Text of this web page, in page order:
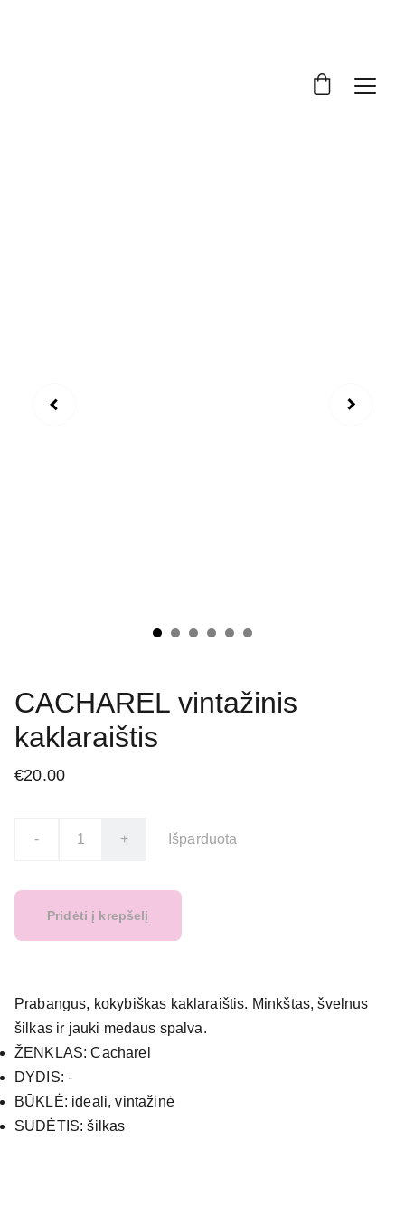
CACHAREL vintažinis
kaklaraištis
€20.00
- + Išparduota
Pridėti į krepšelį
Prabangus, kokybiškas kaklaraištis. Minkštas, švelnus
šilkas ir jauki medaus spalva.
ŽENKLAS: Cacharel
DYDIS: -
BŪKLĖ: ideali, vintažinė
SUDĖTIS: šilkas